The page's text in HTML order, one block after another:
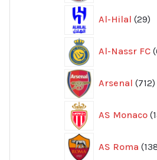
Al-Hilal 29
Al-Nassr FC
Arsenal 712
AS Monaco
AS Roma